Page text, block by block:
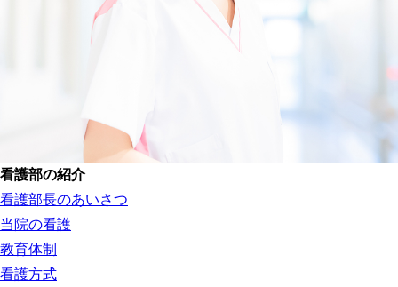
看護部の紹介
看護部長のあいさつ
当院の看護
教育体制
看護方式